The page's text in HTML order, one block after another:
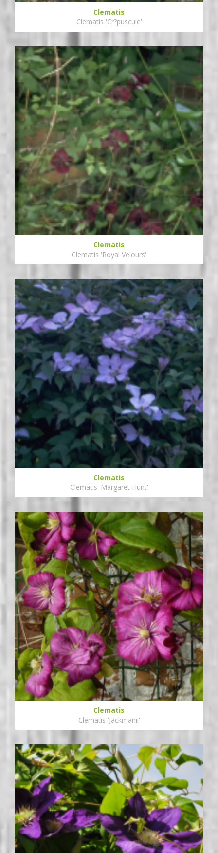
Clematis
Clematis 'Cr?puscule'
Clematis
Clematis 'Royal Velours'
Clematis
Clematis 'Margaret Hunt'
Clematis
Clematis 'Jackmanii'